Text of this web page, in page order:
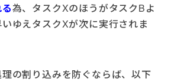
為、タスクXのほうがタスクBよ
ゆえタスクXが次に実行されま
の割り込みを防ぐならば、以下